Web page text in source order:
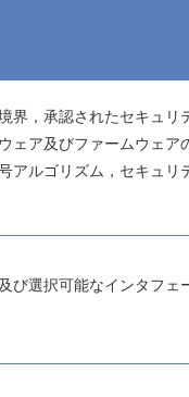
界，承認されたセキュ
ェア及びファームウェ
アルゴリズム，セキュ
び選択可能なインタフ